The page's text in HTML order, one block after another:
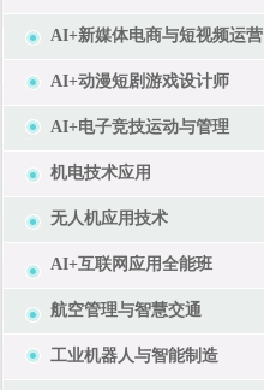
AI+新媒体电商与短视频运营
AI+动漫短剧游戏设计师
AI+电子竞技运动与管理
机电技术应用
无人机应用技术
AI+互联网应用全能班
航空管理与智慧交通
工业机器人与智能制造